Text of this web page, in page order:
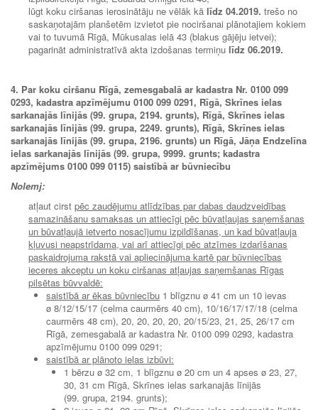
lūgt koku ciršanas ierosinātāju ne vēlāk kā līdz 04.2019. trešo no
saskaņotajām planšetēm izvietot pie nociršanai plānotajiem kokiem
vai to tuvumā Rīgā, Mūkusalas ielā 43 (blakus gājēju ietvei);
pagarināt administratīvā akta izdošanas termiņu līdz 06.2019.
4. Par koku ciršanu Rīgā, zemesgabalā ar kadastra Nr. 0100 099
0293, kadastra apzīmējumu 0100 099 0291, Rīgā, Skrīnes ielas
sarkanajās līnijās (99. grupa, 2194. grunts), Rīgā, Skrīnes ielas
sarkanajās līnijās (99. grupa, 2249. grunts), Rīgā, Skrīnes ielas
sarkanajās līnijās (99. grupa, 2196. grunts) un Rīgā, Jāņa Endzelīna
ielas sarkanajās līnijās (99. grupa, 9999. grunts; kadastra
apzīmējums 0100 099 0115) saistībā ar būvniecību
Nolemj:
atļaut cirst pēc zaudējumu atlīdzības par dabas daudzveidības
samazināšanu samaksas un attiecīgi pēc būvatļaujas saņemšanas
un būvatļaujā ietverto nosacījumu izpildīšanas, un kad būvatļauja
kļuvusi neapstrīdama, vai arī attiecīgi pēc atzīmes izdarīšanas
paskaidrojuma rakstā vai apliecinājuma kartē par būvniecības
ieceres akceptu un koku ciršanas atļaujas saņemšanas Rīgas
pilsētas būvvaldē:
saistībā ar ēkas būvniecību 1 blīgznu ø 41 cm un 10 ievas
ø 8/12/15/17 (celma caurmērs 40 cm), 10/16/17/17/18 (celma
caurmērs 48 cm), 20, 20, 20, 20, 20/15/23, 21, 25, 26/17 cm
Rīgā, zemesgabalā ar kadastra Nr. 0100 099 0293, kadastra
apzīmējumu 0100 099 0291;
saistībā ar plānoto ielas izbūvi:
1 bērzu ø 32 cm, 1 blīgznu ø 20 cm un 4 apses ø 23, 27,
30, 31 cm Rīgā, Skrīnes ielas sarkanajās līnijās
(99. grupa, 2194. grunts);